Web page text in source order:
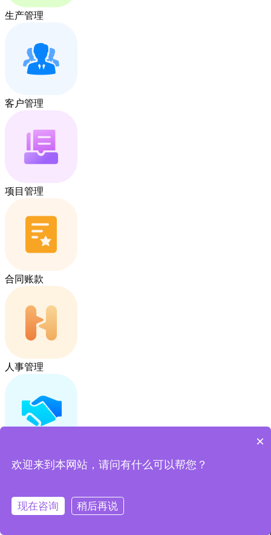
生产管理
客户管理
项目管理
合同账款
人事管理
全面覆盖销售、订单、生产、质量等核心流程
打通部门壁垒，实现数据一体化
×
欢迎来到本网站，请问有什么可以帮您？
现在咨询 稍后再说